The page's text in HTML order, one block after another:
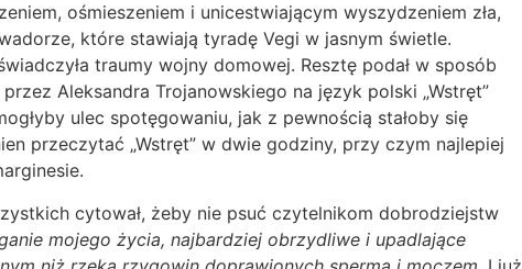
ośmieszeniem i unicestwiającym wyszydzeniem zła,
które stawiają tyradę Vegi w jasnym świetle.
traumy wojny domowej. Resztę podał w sposób
Aleksandra Trojanowskiego na język polski „Wstręt”
ulec spotęgowaniu, jak z pewnością stałoby się
przeczytać „Wstręt” w dwie godziny, przy czym najlepiej
cytował, żeby nie psuć czytelnikom dobrodziejstw
mojego życia, najbardziej obrzydliwe i upadlające